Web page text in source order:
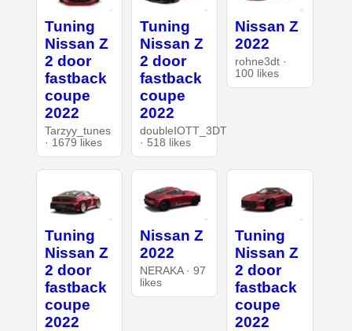
Tuning
Nissan Z
2 door
fastback
coupe
2022
Tarzyy_tunes
· 1679 likes
Tuning
Nissan Z
2 door
fastback
coupe
2022
doubleIOTT_3DT
· 518 likes
Nissan Z
2022
rohne3dt ·
100 likes
Tuning
Nissan Z
2 door
fastback
coupe
2022
Nissan Z
2022
NERAKA · 97
likes
Tuning
Nissan Z
2 door
fastback
coupe
2022